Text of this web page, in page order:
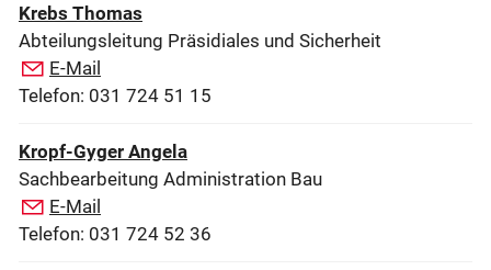
Krebs Thomas
Abteilungsleitung Präsidiales und Sicherheit
E-Mail
Telefon: 031 724 51 15
Kropf-Gyger Angela
Sachbearbeitung Administration Bau
E-Mail
Telefon: 031 724 52 36